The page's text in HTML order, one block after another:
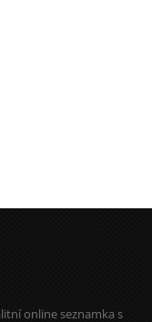
online seznamka s